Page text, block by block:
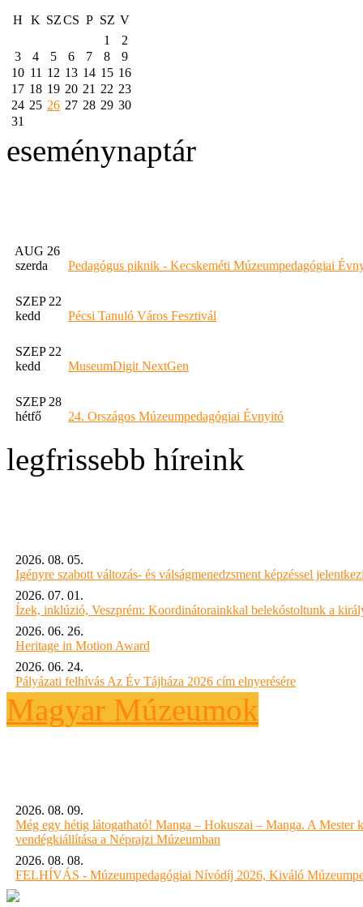
H K SZCS P SZ V
1
2
3
4 5 6 7 8
9
10 11 12 13 14 15 16
17 18 19 20 21 22 23
24 25 26 27 28 29 30
31
eseménynaptár
AUG 26
szerda
Pedagógus piknik - Kecskeméti Múzeumpedagógiai
SZEP 22
kedd
Pécsi Tanuló Város Fesztivál
SZEP 22
kedd
MuseumDigit NextGen
SZEP 28
hétfő
24. Országos Múzeumpedagógiai Évnyitó
legfrissebb híreink
2026. 08. 05.
Igényre szabott változás- és válságmenedzsment képzéssel
2026. 07. 01.
Ízek, inklúzió, Veszprém: Koordinátorainkkal belekóstoltunk a
2026. 06. 26.
Heritage in Motion Award
2026. 06. 24.
Pályázati felhívás Az Év Tájháza 2026 cím elnyerésére
Magyar Múzeumok
2026. 08. 09.
Még egy hétig látogatható! Manga – Hokuszai – Manga. A Mester
vendégkiállítása a Néprajzi Múzeumban
2026. 08. 08.
FELHÍVÁS - Múzeumpedagógiai Nívódíj 2026, Kiváló